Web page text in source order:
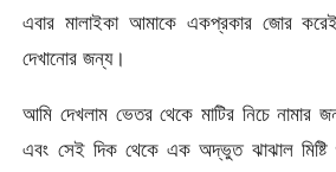
এবার মালাইকা আমাকে একপ্রকার জোর
দেখানোর জন্য।
আমি দেখলাম ভেতর থেকে মাটির নিচে নামার
এবং সেই দিক থেকে এক অদ্ভুত ঝাঝাল